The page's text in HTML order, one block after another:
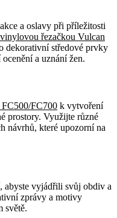
a oslavy při příležitosti
řezačkou Vulcan
dekorativní středové prvky
a uznání žen.
FC700 k vytvoření
prostory. Využijte různé
návrhů, které upozorní na
abyste vyjádřili svůj obdiv a
zprávy a motivy
světě.